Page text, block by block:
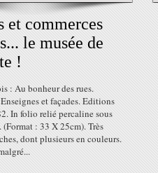
et commerces
le musée de
!
: Au bonheur des rues.
et façades. Editions
In folio relié percaline sous
: 33 X 25cm). Très
dont plusieurs en couleurs.